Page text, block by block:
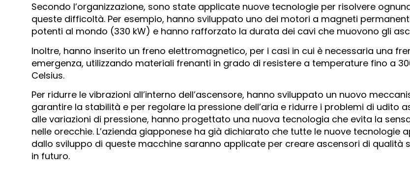
Secondo l’organizzazione, sono state applicate nuove tecnologie per risolvere
queste difficoltà. Per esempio, hanno sviluppato uno dei motori a magneti
potenti al mondo (330 kW) e hanno rafforzato la durata dei cavi che muovono gli
Inoltre, hanno inserito un freno elettromagnetico, per i casi in cui è necessaria una
emergenza, utilizzando materiali frenanti in grado di resistere a temperature fino a
Celsius.
Per ridurre le vibrazioni all’interno dell’ascensore, hanno sviluppato un nuovo
garantire la stabilità e per regolare la pressione dell’aria e ridurre i problemi di udito
alle variazioni di pressione, hanno progettato una nuova tecnologia che evita la
nelle orecchie. L’azienda giapponese ha già dichiarato che tutte le nuove tecnologie
dallo sviluppo di queste macchine saranno applicate per creare ascensori di qualità
in futuro.